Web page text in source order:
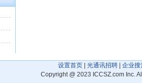
设置首页 光通讯招聘
企业搜
Copyright @ 2023 ICCSZ.com Inc.